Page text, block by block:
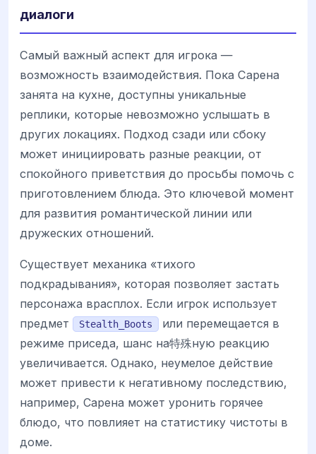
диалоги
Самый важный аспект для игрока —
возможность взаимодействия. Пока Сарена
занята на кухне, доступны уникальные
реплики, которые невозможно услышать в
других локациях. Подход сзади или сбоку
может инициировать разные реакции, от
спокойного приветствия до просьбы помочь с
приготовлением блюда. Это ключевой момент
для развития романтической линии или
дружеских отношений.
Существует механика «тихого
подкрадывания», которая позволяет застать
персонажа врасплох. Если игрок использует
предмет
Stealth_Boots
или перемещается в
режиме приседа, шанс на特殊ную реакцию
увеличивается. Однако, неумелое действие
может привести к негативному последствию,
например, Сарена может уронить горячее
блюдо, что повлияет на статистику чистоты в
доме.